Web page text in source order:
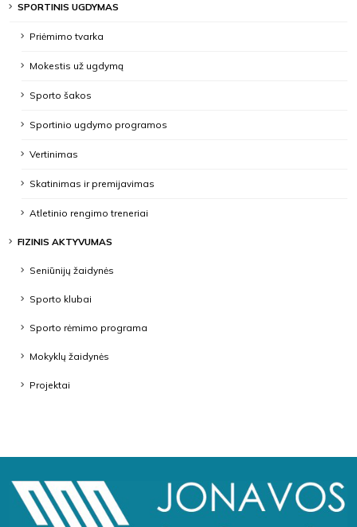
SPORTINIS UGDYMAS
Priėmimo tvarka
Mokestis už ugdymą
Sporto šakos
Sportinio ugdymo programos
Vertinimas
Skatinimas ir premijavimas
Atletinio rengimo treneriai
FIZINIS AKTYVUMAS
Seniūnijų žaidynės
Sporto klubai
Sporto rėmimo programa
Mokyklų žaidynės
Projektai